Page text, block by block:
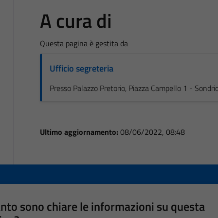
A cura di
Questa pagina è gestita da
Ufficio segreteria
Presso Palazzo Pretorio, Piazza Campello 1 -
Ultimo aggiornamento: 08/06/2022, 08:48
sono chiare le informazioni su questa